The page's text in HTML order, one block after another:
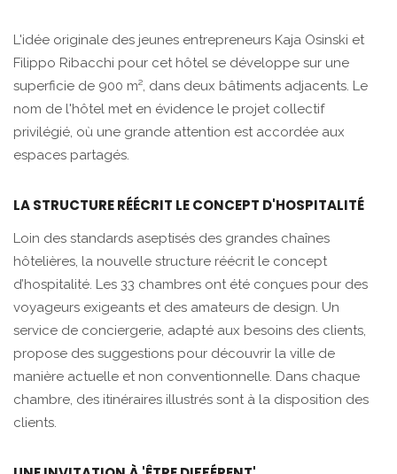
L'idée originale des jeunes entrepreneurs Kaja Osinski et
Filippo Ribacchi pour cet hôtel se développe sur une
superficie de 900 m², dans deux bâtiments adjacents. Le
nom de l'hôtel met en évidence le projet collectif
privilégié, où une grande attention est accordée aux
espaces partagés.
LA STRUCTURE RÉÉCRIT LE CONCEPT D'HOSPITALITÉ
Loin des standards aseptisés des grandes chaînes
hôtelières, la nouvelle structure réécrit le concept
d’hospitalité. Les 33 chambres ont été conçues pour des
voyageurs exigeants et des amateurs de design. Un
service de conciergerie, adapté aux besoins des clients,
propose des suggestions pour découvrir la ville de
manière actuelle et non conventionnelle. Dans chaque
chambre, des itinéraires illustrés sont à la disposition des
clients.